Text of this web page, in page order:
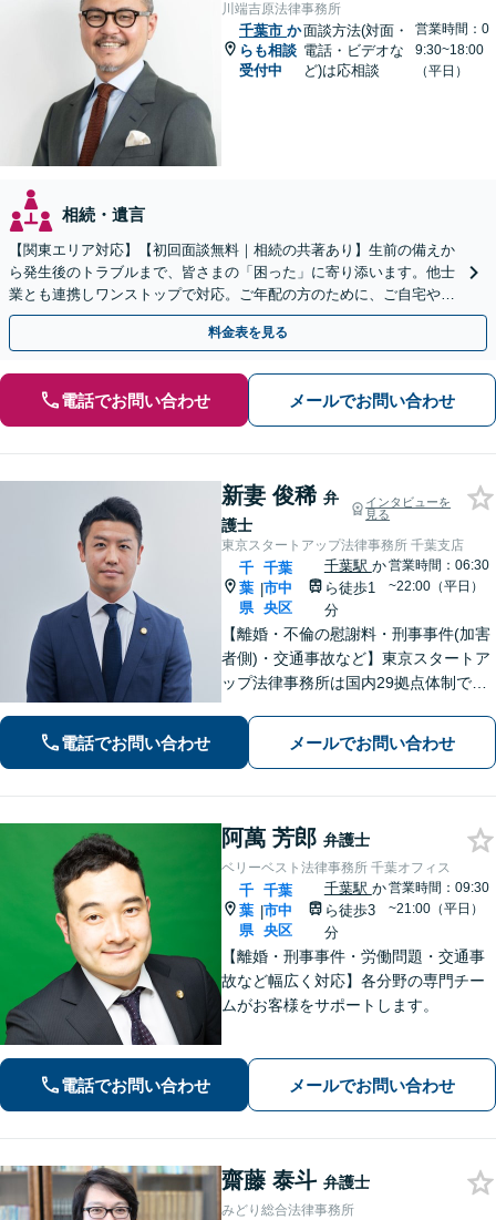
川端吉原法律事務所
千葉市 か
らも相談
受付中
面談方法(対面・
電話・ビデオな
ど)は応相談
営業時間：0
9:30~18:00
（平日）
相続・遺言
【関東エリア対応】【初回面談無料｜相続の共著あり】生前の備えか
ら発生後のトラブルまで、皆さまの「困った」に寄り添います。他士
業とも連携しワンストップで対応。ご年配の方のために、ご自宅やご
近所への出張相談も実施【秘密厳守｜休日・夜間相談可】
料金表を見る
電話でお問い合わせ メールでお問い合わせ
新妻 俊稀 弁
護士
インタビューを
見る
東京スタートアップ法律事務所 千葉支店
千
葉
県
|
千葉
市中
央区
千葉駅 か
ら徒歩1
分
営業時間：06:30
~22:00（平日）
【離婚・不倫の慰謝料・刑事事件(加害
者側)・交通事故など】東京スタートア
ップ法律事務所は国内29拠点体制で全
対応(法律相談は完全予約制)】各分野で
専門性の高い弁護士が寄り添い解決を
電話でお問い合わせ メールでお問い合わせ
阿萬 芳郎 弁護士
ベリーベスト法律事務所 千葉オフィス
千
葉
県
|
千葉
市中
央区
千葉駅 か
ら徒歩3
分
営業時間：09:30
~21:00（平日）
【離婚・刑事事件・労働問題・交通事
故など幅広く対応】各分野の専門チー
ムがお客様をサポートします。
電話でお問い合わせ メールでお問い合わせ
齋藤 泰斗 弁護士
みどり総合法律事務所